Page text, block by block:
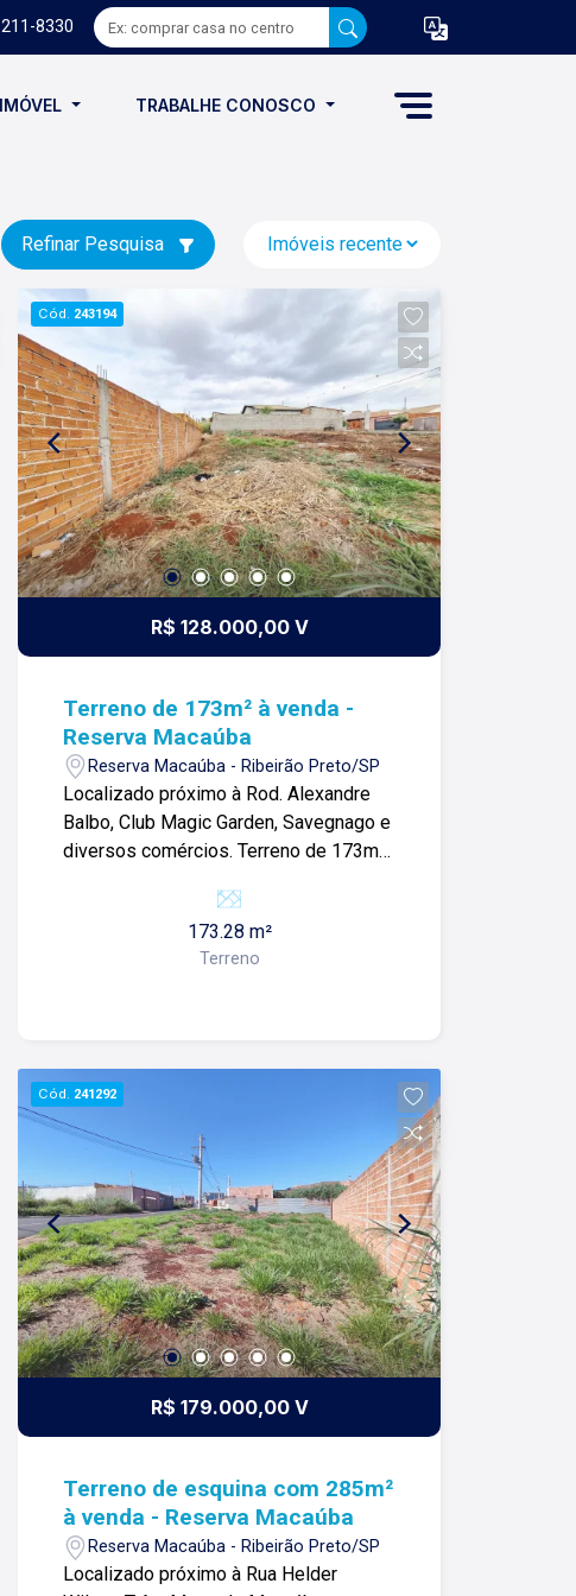
8330
TRABALHE CONOSCO
Refinar Pesquisa
Cód. 243194
R$ 128.000,00 V
Terreno de 173m² à venda -
Reserva Macaúba
Reserva Macaúba - Ribeirão Preto/SP
Localizado próximo à Rod. Alexandre
Balbo, Club Magic Garden, Savegnago e
diversos comércios. Terreno de 173m²
Para mais informações e agendamento
de visita, entre em contato. Lago
Imóveis desde 1987 construindo
173.28 m²
Terreno
Cód. 241292
R$ 179.000,00 V
Terreno de esquina com 285m²
à venda - Reserva Macaúba
Reserva Macaúba - Ribeirão Preto/SP
Localizado próximo à Rua Helder